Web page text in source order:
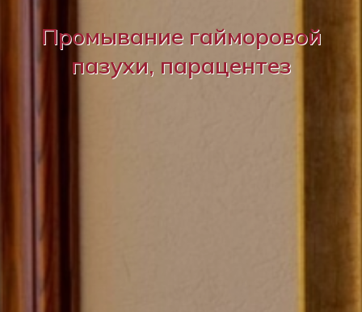
Промывание гайморовой
пазухи, парацентез